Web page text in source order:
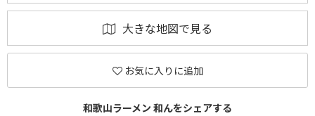
大きな地図で見る
お気に入りに追加
和歌山ラーメン 和んをシェアする